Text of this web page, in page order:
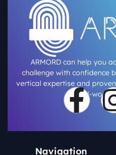
ARMORD can help you
challenge with confidence
vertical expertise and
real-world
Navigation